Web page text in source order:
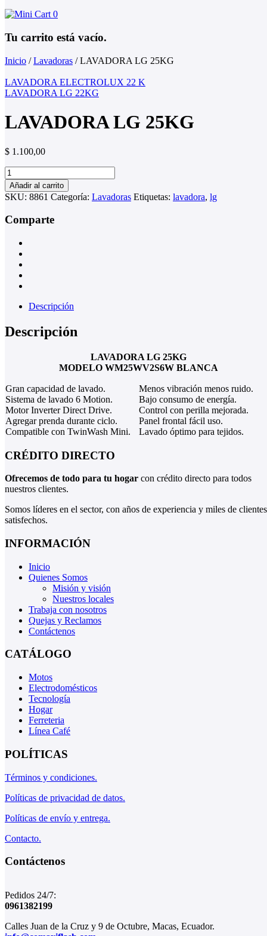
0
Tu carrito está vacío.
Inicio / Lavadoras /LAVADORA LG 25KG
LAVADORA ELECTROLUX 22 K
LAVADORA LG 22KG
LAVADORA LG 25KG
$ 1.100,00
LAVADORA
LG
25KG
cantidad
Añadir al carrito
SKU: 8861 Categoría: Lavadoras Etiquetas: lavadora, lg
Comparte
Descripción
Descripción
LAVADORA LG 25KG
MODELO WM25WV2S6W BLANCA
Gran capacidad de lavado.
Sistema de lavado 6 Motion.
Motor Inverter Direct Drive.
Agregar prenda durante ciclo.
Compatible con TwinWash Mini.
Menos vibración menos ruido.
Bajo consumo de energía.
Control con perilla mejorada.
Panel frontal fácil uso.
Lavado óptimo para tejidos.
CRÉDITO DIRECTO
Ofrecemos de todo para tu hogar con crédito directo para todos
nuestros clientes.
Somos líderes en el sector, con años de experiencia y miles de clientes
satisfechos.
INFORMACIÓN
Inicio
Quienes Somos
Misión y visión
Nuestros locales
Trabaja con nosotros
Quejas y Reclamos
Contáctenos
CATÁLOGO
Motos
Electrodomésticos
Tecnología
Hogar
Ferreteria
Línea Café
POLÍTICAS
Términos y condiciones.
Políticas de privacidad de datos.
Políticas de envío y entrega.
Contacto.
Contáctenos
Pedidos 24/7:
0961382199
Calles Juan de la Cruz y 9 de Octubre, Macas, Ecuador.